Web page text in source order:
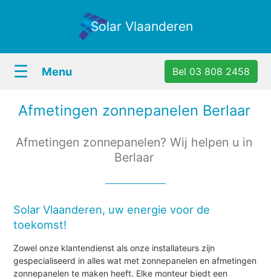
Solar Vlaanderen
☰ Menu Bel 03 808 2458
Afmetingen zonnepanelen Berlaar
Afmetingen zonnepanelen? Wij helpen u in
Berlaar
Solar Vlaanderen, uw energie voor de
toekomst!
Zowel onze klantendienst als onze installateurs zijn
gespecialiseerd in alles wat met zonnepanelen en afmetingen
zonnepanelen te maken heeft. Elke monteur biedt een